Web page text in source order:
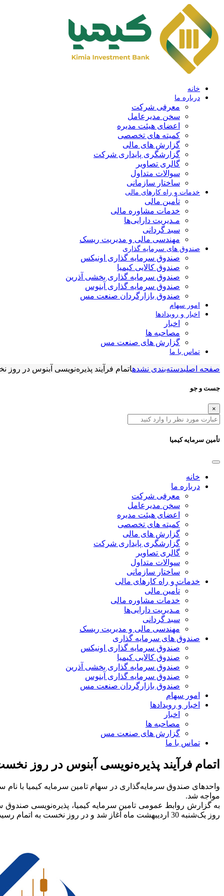
خانه
درباره ما
معرفی شرکت
سخن مدیرعامل
اعضای هیئت مدیره
کمیته های تخصصی
گزارش های مالی
گزارشگری پایداری شرکت
گالری تصاویر
سوالات متداول
ساختار سازمانی
خدمات و راه کارهای مالی
تأمین مالی
خدمات مشاوره مالی
مـدیریت دارایی‌ها
سبد گردانی
مهندسی مالی و مدیریت ریسک
صندوق های سرمایه گذاری
صندوق سرمایه گذاری اونیکس
صندوق کالایی کیمیا
صندوق سرمایه گذاری بخشی آذرین
صندوق سرمایه گذاری آبنوس
صندوق بازارگردان صنعت مس
امور سهام
اخبار و رویدادها
اخبار
مصاحبه ها
گزارش های صنعت مس
تماس با ما
صفحه اصلیدسته‌بندی نشدهاتمام فرآیند پذیره‌نویسی آبنوس در روز
جست و جو
×
تأمین سرمایه کیمیا
خانه
درباره ما
معرفی شرکت
سخن مدیرعامل
اعضای هیئت مدیره
کمیته های تخصصی
گزارش های مالی
گزارشگری پایداری شرکت
گالری تصاویر
سوالات متداول
ساختار سازمانی
خدمات و راه کارهای مالی
تأمین مالی
خدمات مشاوره مالی
مـدیریت دارایی‌ها
سبد گردانی
مهندسی مالی و مدیریت ریسک
صندوق های سرمایه گذاری
صندوق سرمایه گذاری اونیکس
صندوق کالایی کیمیا
صندوق سرمایه گذاری بخشی آذرین
صندوق سرمایه گذاری آبنوس
صندوق بازارگردان صنعت مس
امور سهام
اخبار و رویدادها
اخبار
مصاحبه ها
گزارش های صنعت مس
تماس با ما
اتمام فرآیند پذیره‌نویسی آبنوس در روز
مواجه شد.
روز یک‌شنبه 30 اردیبهشت ماه آغاز شد و در روز نخست به اتمام رسید.